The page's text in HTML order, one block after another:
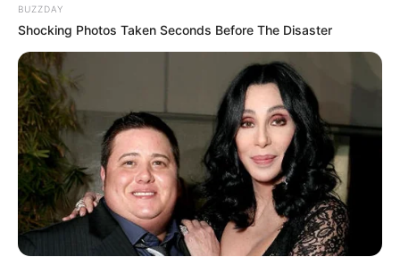
Veranstaltungen für ganz Deutschland sind in unserer
Veranstaltungsübersicht
zu finden. Außerdem kann jeder
eine Veranstaltung kostenlos veröffentlichen.
Die rechtzeitige Bestellung oder Reservierung von Tickets
ist auch wichtig für die Routen- und Reiseplanung.
Neue Beiträge auf Quermania:
Hier können kostenlosVeranstaltungen ohne Log-in
BUZZDAY
Shocking Photos Taken Seconds Before The Disaster